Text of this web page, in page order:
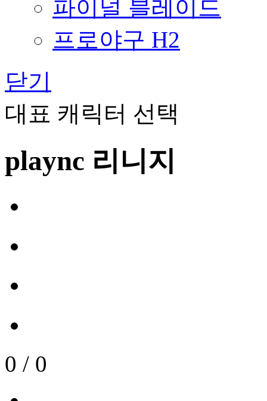
파이널 블레이드
프로야구 H2
닫기
대표 캐릭터 선택
plaync 리니지
0 / 0